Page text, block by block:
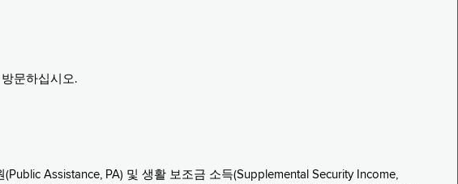
방문하십시오.
Assistance, PA) 및 생활 보조금 소득(Supplemental Security Income,